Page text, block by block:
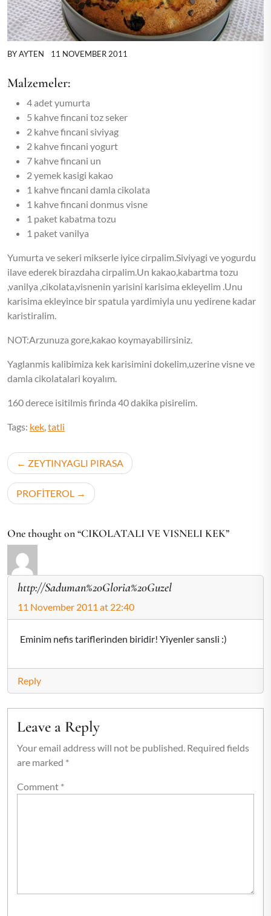
BYAYTEN 11 NOVEMBER 2011
Malzemeler:
4 adet yumurta
5 kahve fincani toz seker
2 kahve fincani siviyag
2 kahve fincani yogurt
7 kahve fincani un
2 yemek kasigi kakao
1 kahve fincani damla cikolata
1 kahve fincani donmus visne
1 paket kabatma tozu
1 paket vanilya
Yumurta ve sekeri mikserle iyice cirpalim.Siviyagi ve yogurdu
ilave ederek birazdaha cirpalim.Un kakao,kabartma tozu
,vanilya ,cikolata,visnenin yarisini karisima ekleyelim .Unu
karisima ekleyince bir spatula yardimiyla unu yedirene kadar
karistiralim.
NOT:Arzunuza gore,kakao koymayabilirsiniz.
Yaglanmis kalibimiza kek karisimini dokelim,uzerine visne ve
damla cikolatalari koyalım.
160 derece isitilmis firinda 40 dakika pisirelim.
Tags: kek,tatli
Post
navigation
ZEYTINYAGLI PIRASA
PROFİTEROL
One thought on “CIKOLATALI VE VISNELI KEK”
http://Saduman%20Gloria%20Guzel
11 November 2011 at 22:40
Eminim nefis tariflerinden biridir! Yiyenler sansli :)
Reply
Leave a Reply
Your email address will not be published. Required fields
are marked *
Comment *